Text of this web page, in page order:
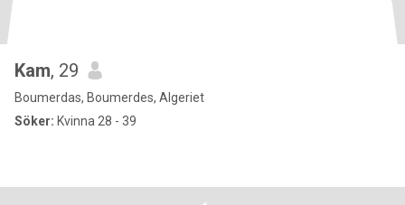
Kam, 29
Boumerdas, Boumerdes, Algeriet
Söker: Kvinna 28 - 39